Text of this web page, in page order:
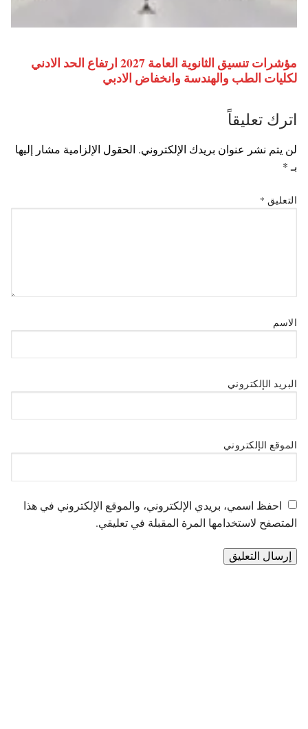
مؤشرات تنسيق الثانوية العامة 2027 ارتفاع الحد الادني
لكليات الطب والهندسة وانخفاض الادبي
اترك تعليقاً
لن يتم نشر عنوان بريدك الإلكتروني. الحقول الإلزامية مشار إليها
بـ*
التعليق *
الاسم
البريد الإلكتروني
الموقع الإلكتروني
احفظ اسمي، بريدي الإلكتروني، والموقع الإلكتروني في هذا
المتصفح لاستخدامها المرة المقبلة في تعليقي.